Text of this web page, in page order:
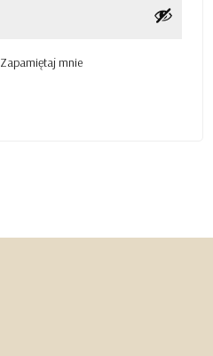
Zapamiętaj mnie